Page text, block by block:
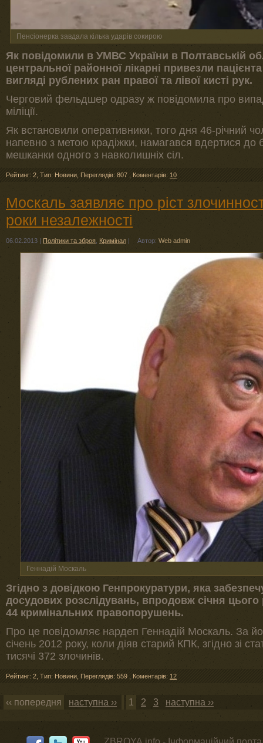
Пенсіонерка завдала кілька ударів сокирою
Як повідомили в УМВС України в Полтавській
центральної районної лікарні привезли
вигляді рублених ран правої та лівої кисті рук.
Черговий фельдшер одразу ж повідомила про
міліції.
Як встановили оперативники, того дня 46-річний
напевно з метою крадіжки, намагався вдертися до
мешканки одного з навколишніх сіл.
Рейтинг: 2 Тип: Новини Переглядів: 807 Коментарів: 10
Москаль заявляє про ріст
роки незалежності
06.02.2013 | Політики та зброя Кримінал | Автор: Web admin
Геннадій Москаль
Згідно з довідкою Генпрокуратури, яка
досудових розслідувань, впродовж січня
44 кримінальних правопорушень.
Про це повідомляє нардеп Геннадій Москаль. За
січень 2012 року, коли діяв старий КПК, згідно зі
тисячі 372 злочинів.
Рейтинг: 2 Тип: Новини Переглядів: 559 Коментарів: 12
‹‹ попередня наступна ›› 1 2 3 наступна ››